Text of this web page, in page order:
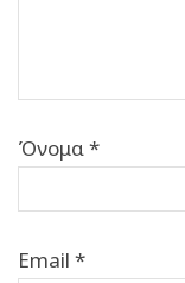
Όνομα*
Email *